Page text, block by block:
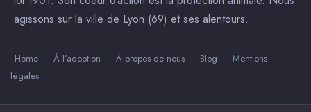
agissons sur la ville de Lyon (69) et ses alentours.
Home À l’adoption À propos de nous Blog
Mentions
légales